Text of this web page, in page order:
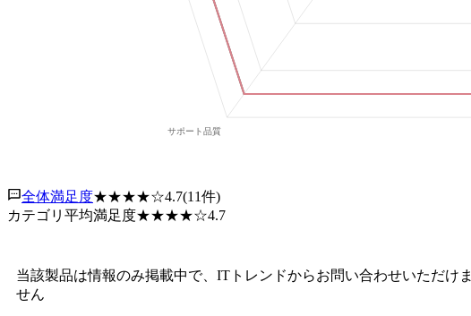
全体満足度★★★★☆4.7(11件)
カテゴリ平均満足度★★★★☆4.7
当該製品は情報のみ掲載中で、ITトレンドからお問い合わせいただけま
せん